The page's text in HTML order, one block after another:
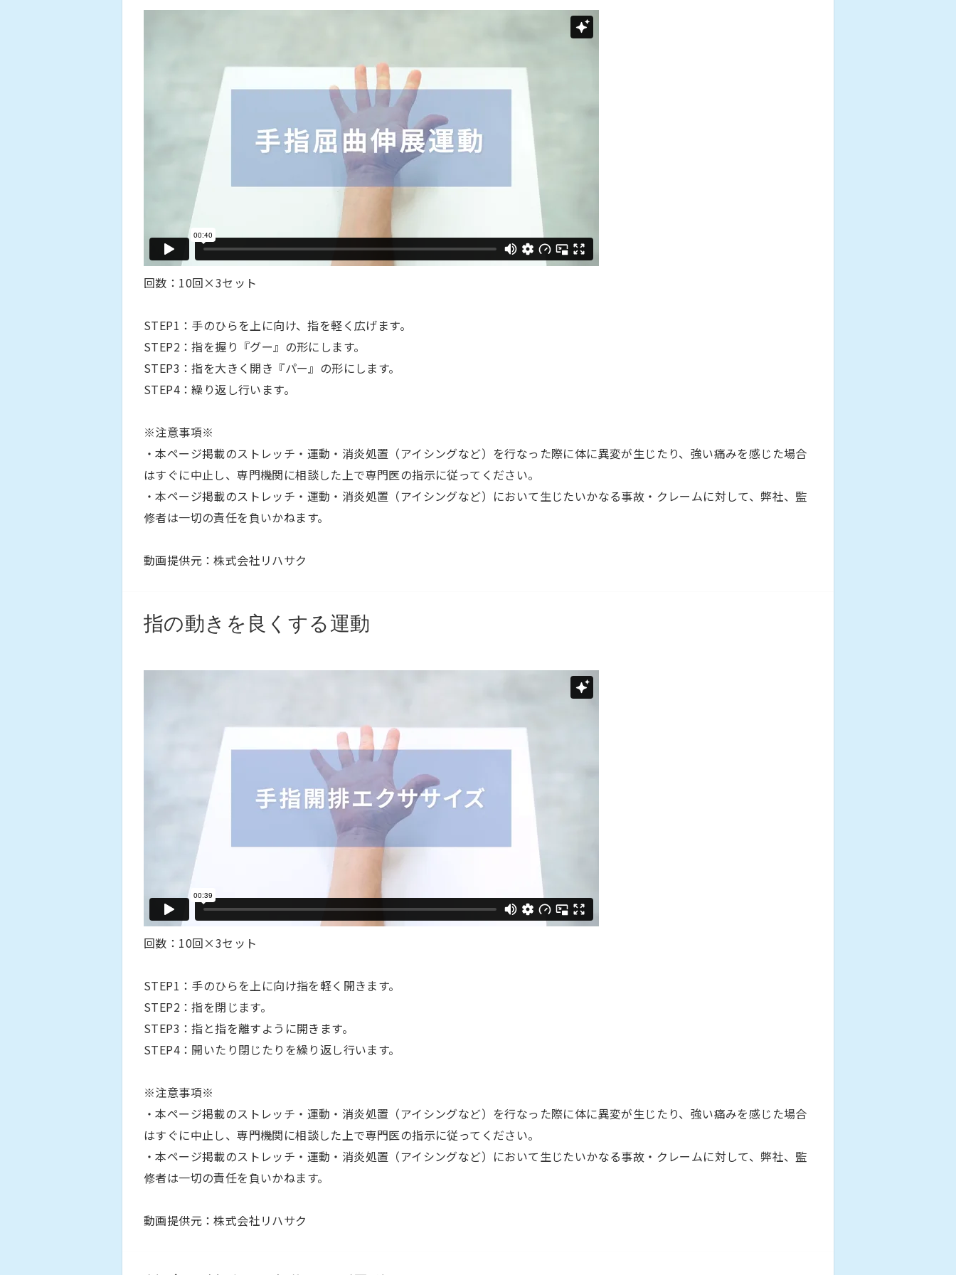
回数：10回×3セット
STEP1：手のひらを上に向け、指を軽く広げます。
STEP2：指を握り『グー』の形にします。
STEP3：指を大きく開き『パー』の形にします。
STEP4：繰り返し行います。
※注意事項※
・本ページ掲載のストレッチ・運動・消炎処置（アイシングなど）を行なった際に体に異変が生じたり、強い痛みを感じた場合
はすぐに中止し、専門機関に相談した上で専門医の指示に従ってください。
・本ページ掲載のストレッチ・運動・消炎処置（アイシングなど）において生じたいかなる事故・クレームに対して、弊社、監
修者は一切の責任を負いかねます。
動画提供元：株式会社リハサク
指の動きを良くする運動
回数：10回×3セット
STEP1：手のひらを上に向け指を軽く開きます。
STEP2：指を閉じます。
STEP3：指と指を離すように開きます。
STEP4：開いたり閉じたりを繰り返し行います。
※注意事項※
・本ページ掲載のストレッチ・運動・消炎処置（アイシングなど）を行なった際に体に異変が生じたり、強い痛みを感じた場合
はすぐに中止し、専門機関に相談した上で専門医の指示に従ってください。
・本ページ掲載のストレッチ・運動・消炎処置（アイシングなど）において生じたいかなる事故・クレームに対して、弊社、監
修者は一切の責任を負いかねます。
動画提供元：株式会社リハサク